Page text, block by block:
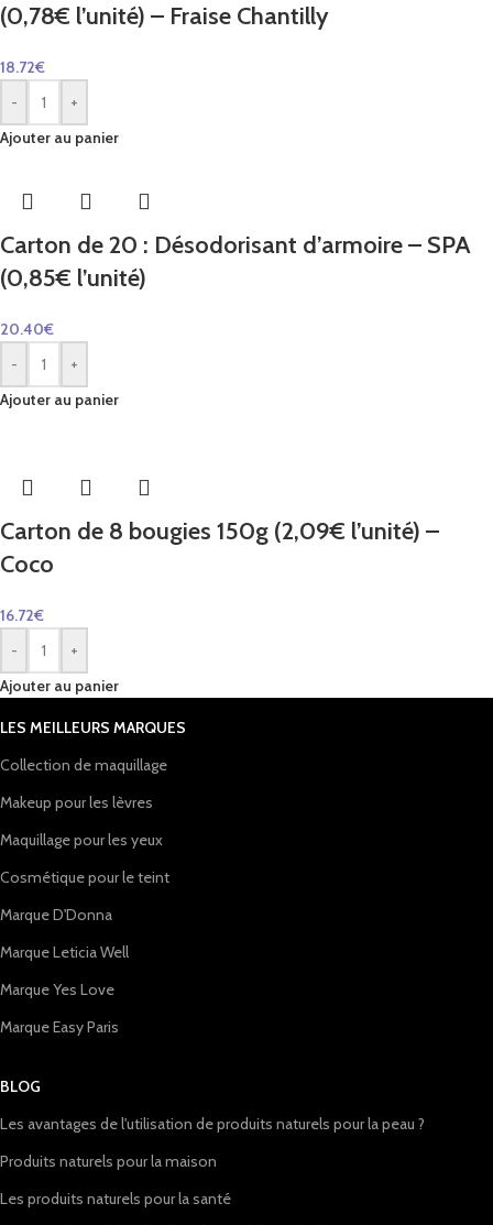
(0,78€ l’unité) – Fraise Chantilly
18.72€
-
+
Ajouter au panier
Carton de 20 : Désodorisant d’armoire – SPA
(0,85€ l’unité)
20.40€
-
+
Ajouter au panier
Carton de 8 bougies 150g (2,09€ l’unité) –
Coco
16.72€
-
+
Ajouter au panier
LES MEILLEURS MARQUES
Collection de maquillage
Makeup pour les lèvres
Maquillage pour les yeux
Cosmétique pour le teint
Marque D'Donna
Marque Leticia Well
Marque Yes Love
Marque Easy Paris
BLOG
Les avantages de l'utilisation de produits naturels pour la peau ?
Produits naturels pour la maison
Les produits naturels pour la santé